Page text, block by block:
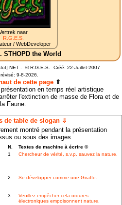
naar
R.G.E.S.
/ WebDeveloper
STHOPD the World
NET . ©R.G.E.S.
Créé: 22-Juillet-2007
9-8-2026.
de cette page⇑
en temps réel artistique
l'extinction de masse de Flora et de
la Faune.
de table de slogan ⇓
montré pendant la présentation
ou sous des images.
N.
Textes de machine à écrire ©
1 Chercheur de vérité, s.v.p. sauvez la nature.
2 Se développer comme une Giraffe.
3
Veuillez empêcher cela ordures
électroniques empoisonnent nature.